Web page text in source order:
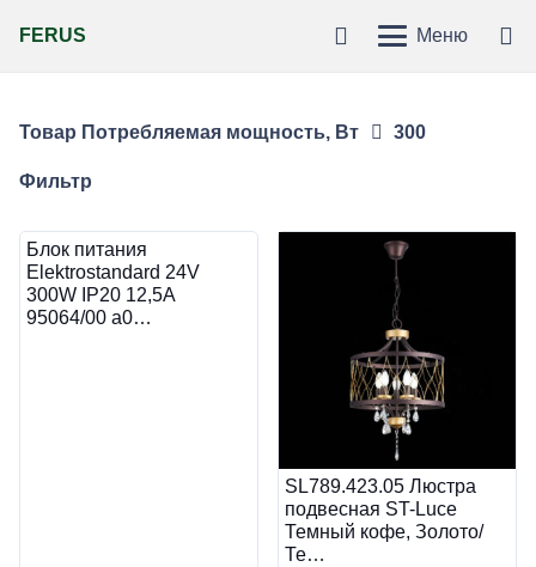
FERUS Меню
Товар Потребляемая мощность, Вт 300
Фильтр
Блок питания
Elektrostandard 24V
300W IP20 12,5A
95064/00 a0…
SL789.423.05 Люстра
подвесная ST-Luce
Темный кофе, Золото/
Те…